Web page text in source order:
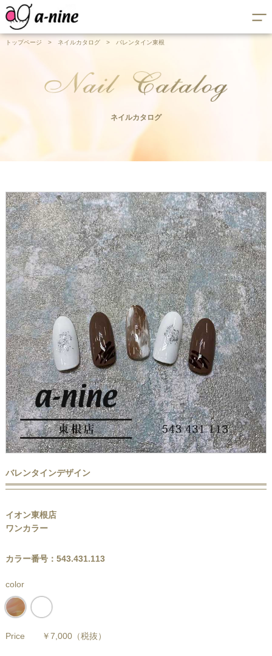
トップページ > ネイルカタログ > バレンタイン東根
ネイルカタログ
バレンタインデザイン
イオン東根店
ワンカラー
カラー番号：543.431.113
color
Price ￥7,000（税抜）